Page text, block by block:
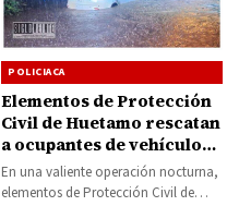
POLICIACA
Elementos de Protección
Civil de Huetamo rescatan
a ocupantes de vehículo
atrapado en inundación
En una valiente operación nocturna,
elementos de Protección Civil de